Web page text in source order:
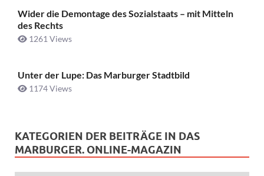
Wider die Demontage des Sozialstaats – mit Mitteln
des Rechts
1261 Views
Unter der Lupe: Das Marburger Stadtbild
1174 Views
KATEGORIEN DER BEITRÄGE IN DAS
MARBURGER. ONLINE-MAGAZIN